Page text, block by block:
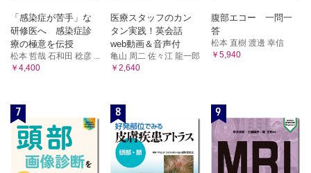
「感染症が苦手」な
研修医へ 感染症診
療の極意を伝授
松本 哲哉 石和田 稔彦 ...
￥4,400
医療スタッフのカン
タン実践！英会話
web動画＆音声付
亀山 周二 佐々江 龍一郎
￥2,640
腹部エコー 一問一
答
松本 直樹 渡邊 幸信
￥5,940
7 8 9